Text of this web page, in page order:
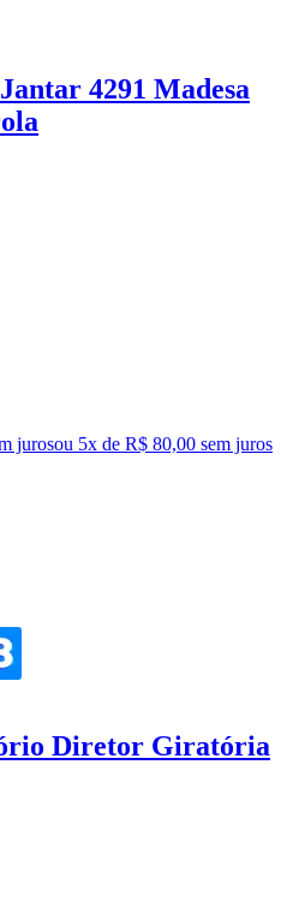
4291 Madesa
jurosou 5x de R$ 80,00 sem juros
Diretor Giratória